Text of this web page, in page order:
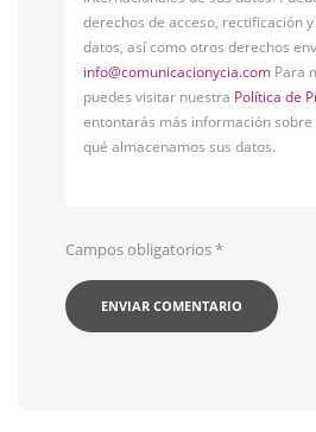
derechos de acceso, rectificación
datos, así como otros derechos
info@comunicacionycia.com Para
puedes visitar nuestra Política de
entontarás más información
qué almacenamos sus datos.
Campos obligatorios*